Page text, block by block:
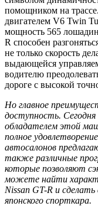
помощником на
двигателем V6 Twin
мощность 565
R способен
не только скорость
выдающейся
водителю
дороге с высокой
Но главное
доступность.
обладателем этой
полное
автосалонов
также различные
которые позволяют
можете найти
Nissan GT-R и сделать
японского спорткара.